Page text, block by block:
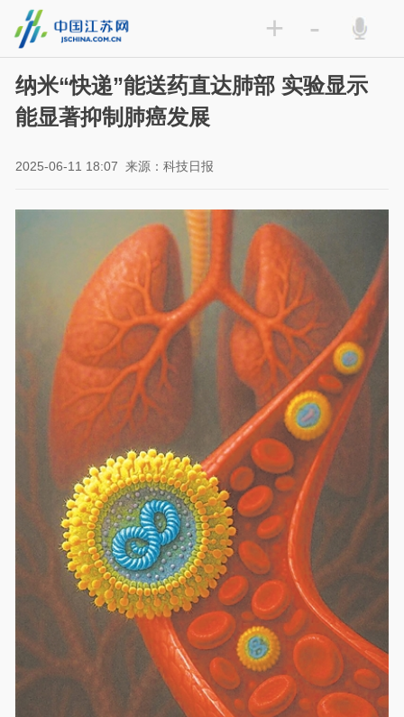
+ -
纳米“快递”能送药直达肺部 实验显示
能显著抑制肺癌发展
2025-06-11 18:07 来源：科技日报